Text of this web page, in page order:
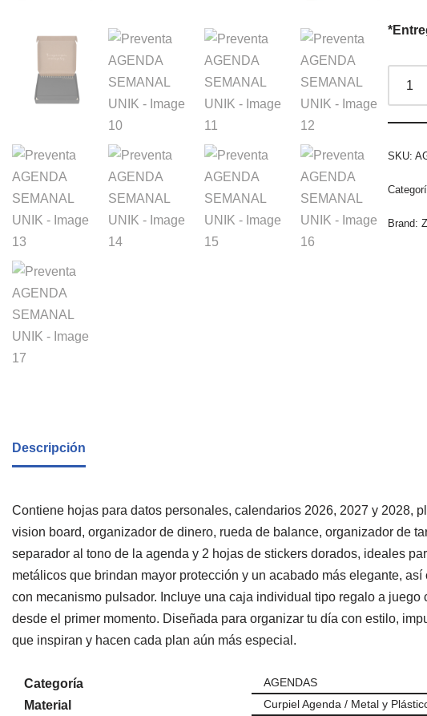
SKU:
Brand:
Descripción
Contiene hojas para datos personales, calendarios 2026, 2027 y 2028,
vision board, organizador de dinero, rueda de balance, organizador de
separador al tono de la agenda y 2 hojas de stickers dorados, ideales
metálicos que brindan mayor protección y un acabado más elegante,
con mecanismo pulsador. Incluye una caja individual tipo regalo a
desde el primer momento. Diseñada para organizar tu día con estilo,
que inspiran y hacen cada plan aún más especial.
Categoría AGENDAS
Material Curpiel Agenda / Metal y